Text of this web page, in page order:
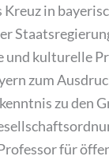
Kreuz in
und kulturelle
zum
zu den
für